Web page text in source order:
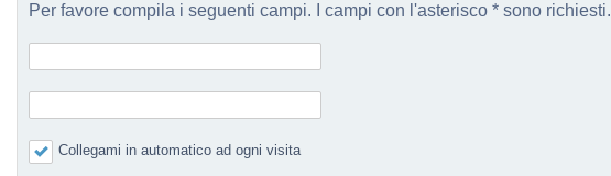
Per favore compila i seguenti campi. I campi con l'asterisco * sono richiesti.
Collegami in automatico ad ogni visita